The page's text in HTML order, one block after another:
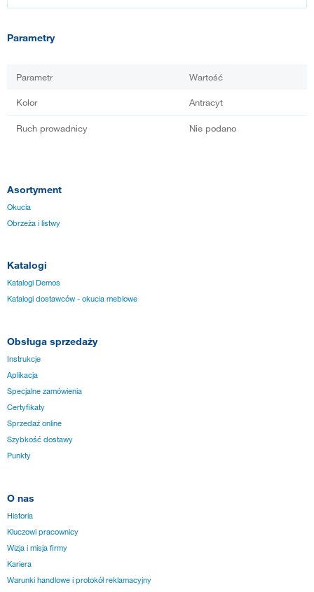
Parametry
Parametr Wartość
Kolor Antracyt
Ruch prowadnicy Nie podano
Asortyment
Okucia
Obrzeża i listwy
Katalogi
Katalogi Demos
Katalogi dostawców - okucia meblowe
Obsługa sprzedaży
Instrukcje
Aplikacja
Specjalne zamówienia
Certyfikaty
Sprzedaż online
Szybkość dostawy
Punkty
O nas
Historia
Kluczowi pracownicy
Wizja i misja firmy
Kariera
Warunki handlowe i protokół reklamacyjny